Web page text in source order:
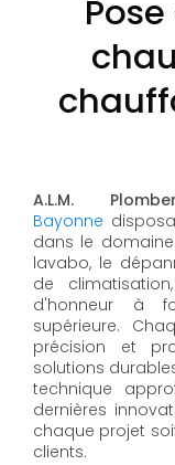
A.L.M.
Bayonne
dans le
lavabo, le
de
d'honneur à
supérieure.
précision et
solutions
technique
dernières
chaque projet
clients.